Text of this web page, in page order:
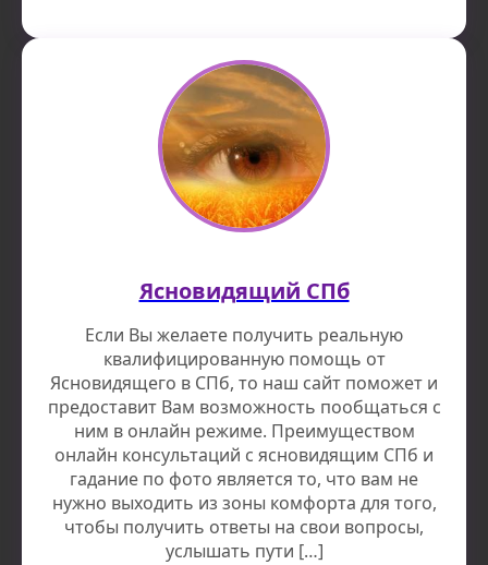
Ясновидящий СПб
Если Вы желаете получить реальную
квалифицированную помощь от
Ясновидящего в СПб, то наш сайт поможет и
предоставит Вам возможность пообщаться с
ним в онлайн режиме. Преимуществом
онлайн консультаций с ясновидящим СПб и
гадание по фото является то, что вам не
нужно выходить из зоны комфорта для того,
чтобы получить ответы на свои вопросы,
услышать пути […]